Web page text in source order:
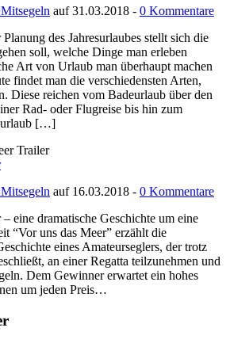
auf 31.03.2018 - 0 Kommentare
Planung des Jahresurlaubes stellt sich die
soll, welche Dinge man erleben
Art von Urlaub man überhaupt machen
findet man die verschiedensten Arten,
Diese reichen vom Badeurlaub über den
Rad- oder Flugreise bis hin zum
[…]
auf 16.03.2018 - 0 Kommentare
eine dramatische Geschichte um eine
“Vor uns das Meer” erzählt die
eines Amateurseglers, der trotz
an einer Regatta teilzunehmen und
Dem Gewinner erwartet ein hohes
um jeden Preis…